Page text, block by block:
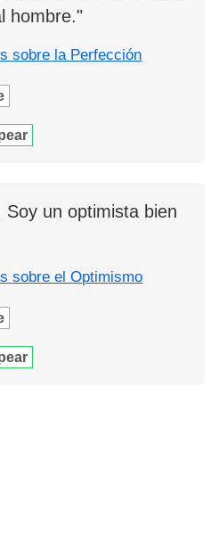
hombre."
sobre la Perfección
un optimista bien
sobre el Optimismo